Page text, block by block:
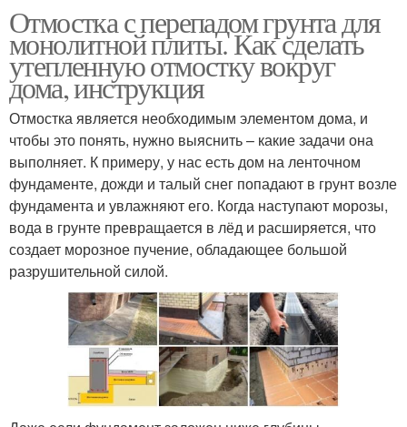
Отмостка с перепадом грунта для
монолитной плиты. Как сделать
утепленную отмостку вокруг
дома, инструкция
Отмостка является необходимым элементом дома, и
чтобы это понять, нужно выяснить – какие задачи она
выполняет. К примеру, у нас есть дом на ленточном
фундаменте, дожди и талый снег попадают в грунт возле
фундамента и увлажняют его. Когда наступают морозы,
вода в грунте превращается в лёд и расширяется, что
создает морозное пучение, обладающее большой
разрушительной силой.